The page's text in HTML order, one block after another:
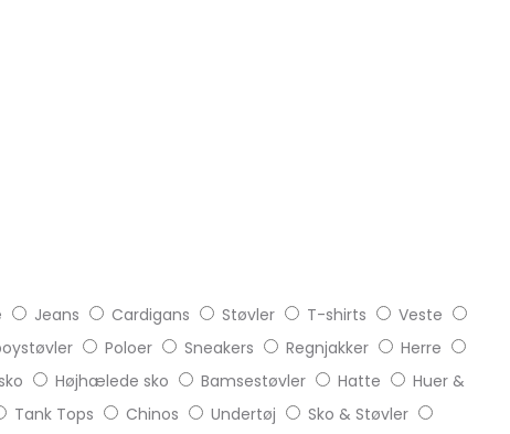
Jeans Cardigans Støvler T-shirts
Veste
Poloer Sneakers Regnjakker
Herre
Højhælede sko Bamsestøvler Hatte
Huer &
Tank Tops Chinos Undertøj
Sko & Støvler